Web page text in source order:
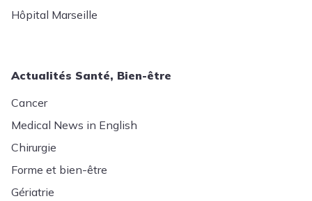
Hôpital Marseille
Actualités Santé, Bien-être
Cancer
Medical News in English
Chirurgie
Forme et bien-être
Gériatrie